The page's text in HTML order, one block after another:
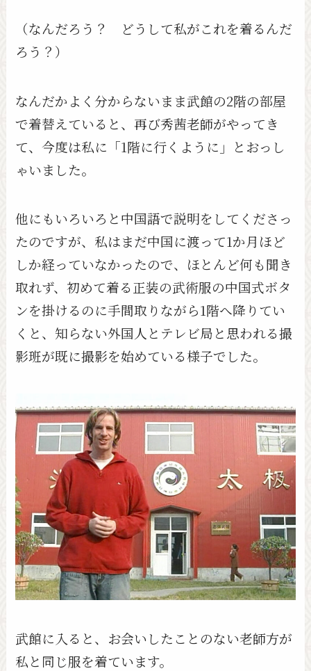
（なんだろう？ どうして私がこれを着るんだ
ろう？）
なんだかよく分からないまま武館の2階の部屋
で着替えていると、再び秀茜老師がやってき
て、今度は私に「1階に行くように」とおっし
ゃいました。
他にもいろいろと中国語で説明をしてくださっ
たのですが、私はまだ中国に渡って1か月ほど
しか経っていなかったので、ほとんど何も聞き
取れず、初めて着る正装の武術服の中国式ボタ
ンを掛けるのに手間取りながら1階へ降りてい
くと、知らない外国人とテレビ局と思われる撮
影班が既に撮影を始めている様子でした。
武館に入ると、お会いしたことのない老師方が
私と同じ服を着ています。